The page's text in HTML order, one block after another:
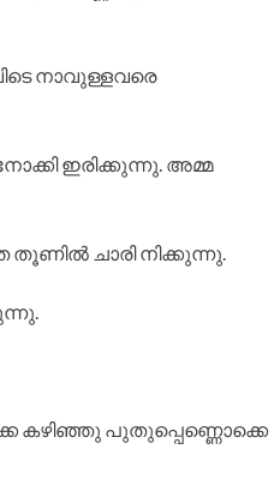
നാവുള്ളവരെ
ഇരിക്കുന്നു. അമ്മ
ചാരി നിക്കുന്നു.
കഴിഞ്ഞു പുതുപ്പെണ്ണൊക്കെ